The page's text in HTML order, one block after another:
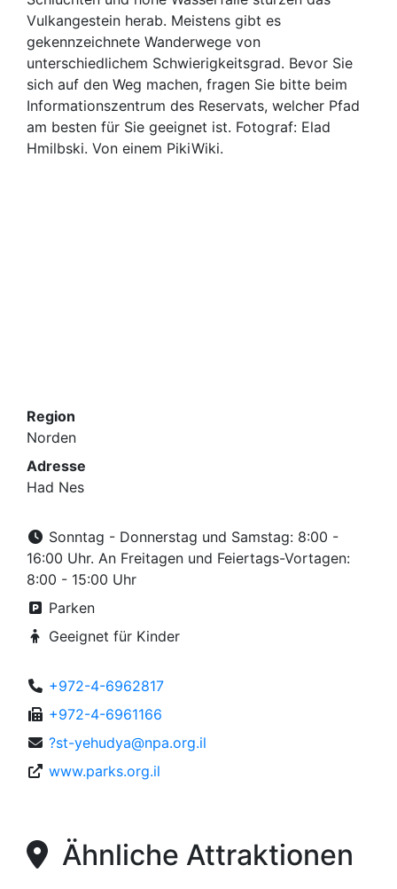
Vulkangestein herab. Meistens gibt es
gekennzeichnete Wanderwege von
unterschiedlichem Schwierigkeitsgrad. Bevor Sie
sich auf den Weg machen, fragen Sie bitte beim
Informationszentrum des Reservats, welcher Pfad
am besten für Sie geeignet ist. Fotograf: Elad
Hmilbski. Von einem PikiWiki.
Region
Norden
Adresse
Had Nes
Sonntag - Donnerstag und Samstag: 8:00 -
16:00 Uhr. An Freitagen und Feiertags-Vortagen:
8:00 - 15:00 Uhr
Parken
Geeignet für Kinder
+972-4-6962817
+972-4-6961166
?st-yehudya@npa.org.il
www.parks.org.il
Ähnliche Attraktionen